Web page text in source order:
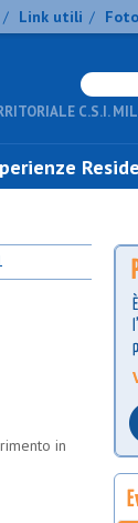
/ Link utili /
C.S.I.
in